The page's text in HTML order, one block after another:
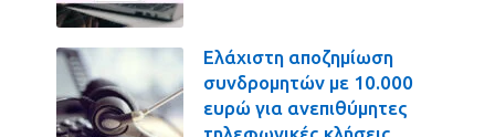
Ελάχιστη αποζημίωση
συνδρομητών με 10.000
ευρώ για ανεπιθύμητες